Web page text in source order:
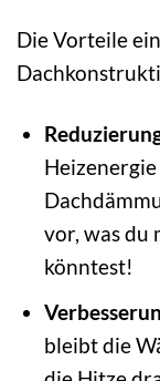
Die Vorteile
vor, was du
könntest!
bleibt die